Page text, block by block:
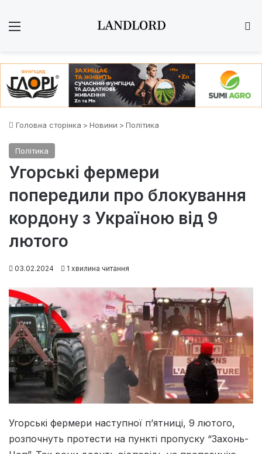
Головна сторінка > Новини > Політика
Політика
Угорські фермери
попередили про блокування
кордону з Україною від 9
лютого
03.02.2024 1 хвилина читання
Угорські фермери наступної п’ятниці, 9 лютого,
розпочнуть протести на пункті пропуску “Захонь-